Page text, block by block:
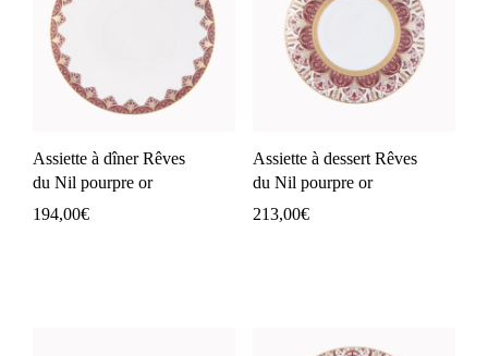
Assiette à dîner Rêves
du Nil pourpre or
194,00€
Assiette à dessert Rêves
du Nil pourpre or
213,00€